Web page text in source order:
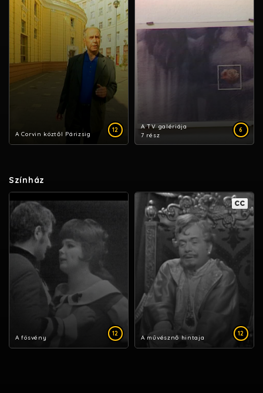
12
A Corvin köztől Párizsig
6
A TV galériája
7 rész
Színház
12
A fösvény
12
CC
A művésznő hintaja